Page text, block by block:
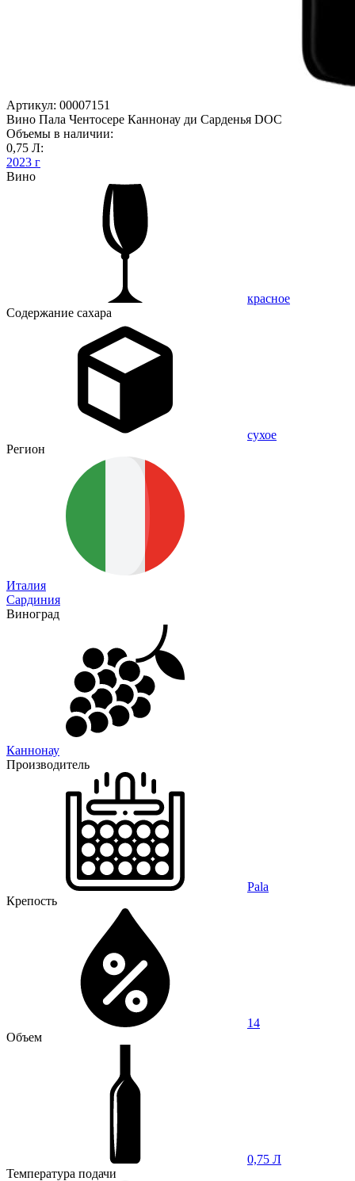
Артикул: 00007151
Вино Пала Чентосере Каннонау ди Сарденья DOC
Объемы в наличии:
0,75 Л:
2023 г
Вино
красное
Содержание сахара
сухое
Регион
Италия
Сардиния
Виноград
Каннонау
Производитель
Pala
Крепость
14
Объем
0,75 Л
Температура подачи